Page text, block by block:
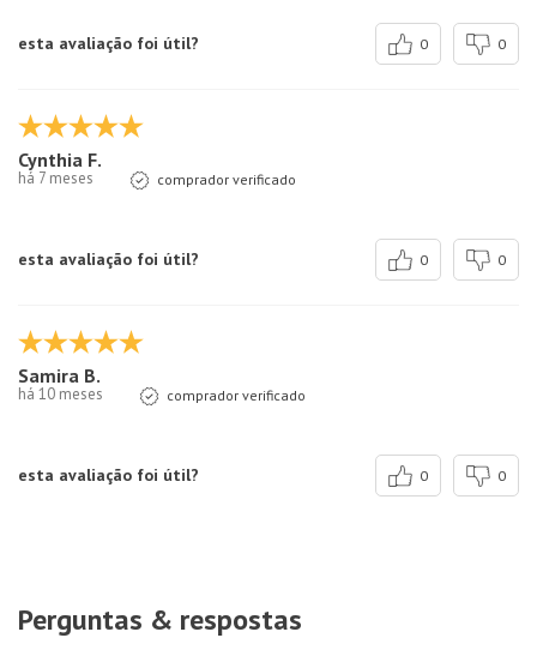
esta avaliação foi útil? 0 0
Cynthia F.
há 7 meses comprador verificado
esta avaliação foi útil? 0 0
Samira B.
há 10 meses comprador verificado
esta avaliação foi útil? 0 0
Perguntas & respostas